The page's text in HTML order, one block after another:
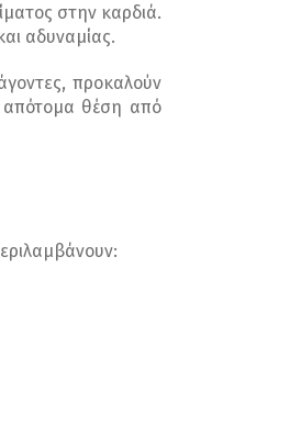
στην καρδιά.
αδυναμίας.
προκαλούν
απότομα θέση από